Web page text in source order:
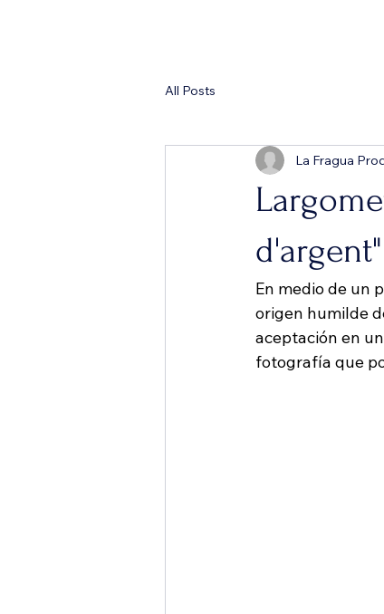
All Posts
d'argent"
La Fragua
En medio de un
origen humilde
aceptación en
fotografía que